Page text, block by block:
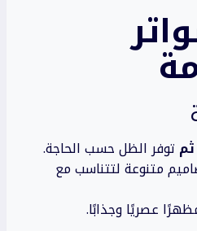
ثم توفر الظل حسب الحاجة.
متنوعة لتتناسب مع
عصريًا وجذابًا.